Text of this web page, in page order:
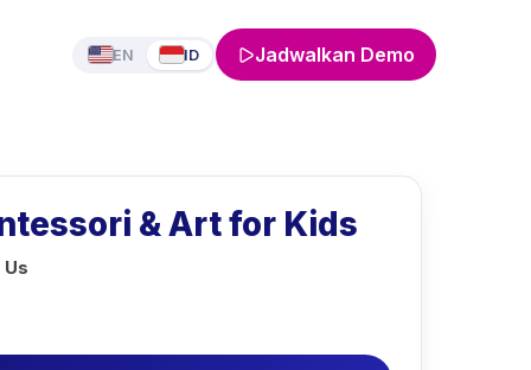
EN ID Jadwalkan Demo
& Art for Kids